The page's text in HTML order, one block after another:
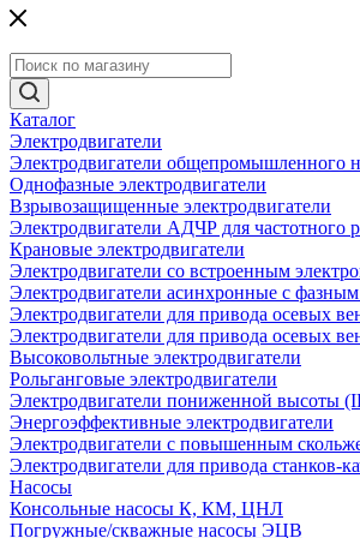
Каталог
Электродвигатели
Электродвигатели общепромышленного
Однофазные электродвигатели
Взрывозащищенные электродвигатели
Электродвигатели АДЧР для частотного
Крановые электродвигатели
Электродвигатели со встроенным
Электродвигатели асинхронные с
Электродвигатели для привода осевых
Электродвигатели для привода осевых
Высоковольтные электродвигатели
Рольганговые электродвигатели
Электродвигатели пониженной высоты
Энергоэффективные электродвигатели
Электродвигатели с повышенным
Электродвигатели для привода станков-
Насосы
Консольные насосы К, КМ, ЦНЛ
Погружные/скважные насосы ЭЦВ